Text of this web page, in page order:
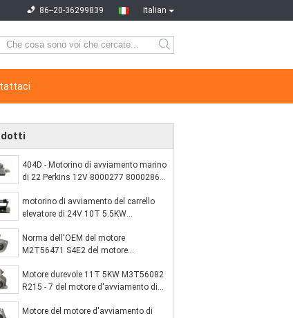
Italian
86--20-36299839
404D - Motorino di avviamento marino
di 22 Perkins 12V 8000277 8000286
motorino di avviamento del carrello
elevatore di 24V 10T 5.5KW
M3T56181
Norma dell'OEM del motore
M2T56471 S4E2 del motore
Mitsubishi
Motore durevole 11T 5KW M3T56082
R215 - 7 del motore d'avviamento di
Motore del motore d'avviamento di